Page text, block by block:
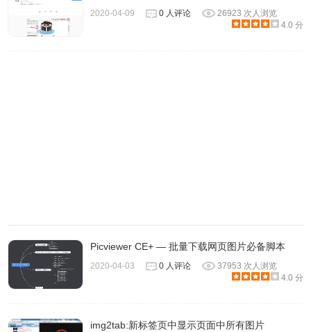
2020-04-09 0 人评论
26923 次人浏览
4.0 分
Picviewer CE+ — 批量下载网页图片必备脚本
2020-04-03 0 人评论
37953 次人浏览
4.0 分
img2tab:新标签页中显示页面中所有图片